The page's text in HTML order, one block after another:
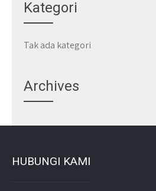
Kategori
Tak ada kategori
Archives
HUBUNGI KAMI